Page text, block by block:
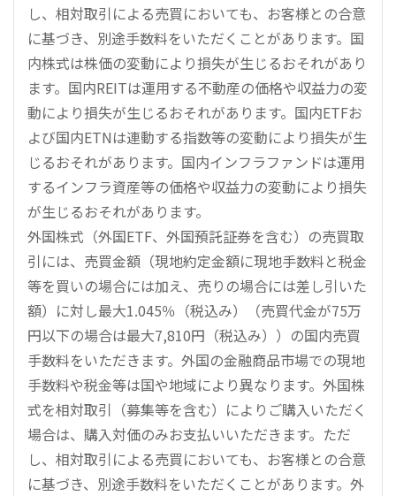
し、相対取引による売買においても、お客様との合意
に基づき、別途手数料をいただくことがあります。国
内株式は株価の変動により損失が生じるおそれがあり
ます。国内REITは運用する不動産の価格や収益力の変
動により損失が生じるおそれがあります。国内ETFお
よび国内ETNは連動する指数等の変動により損失が生
じるおそれがあります。国内インフラファンドは運用
するインフラ資産等の価格や収益力の変動により損失
が生じるおそれがあります。
外国株式（外国ETF、外国預託証券を含む）の売買取
引には、売買金額（現地約定金額に現地手数料と税金
等を買いの場合には加え、売りの場合には差し引いた
額）に対し最大1.045％（税込み）（売買代金が75万
円以下の場合は最大7,810円（税込み））の国内売買
手数料をいただきます。外国の金融商品市場での現地
手数料や税金等は国や地域により異なります。外国株
式を相対取引（募集等を含む）によりご購入いただく
場合は、購入対価のみお支払いいただきます。ただ
し、相対取引による売買においても、お客様との合意
に基づき、別途手数料をいただくことがあります。外